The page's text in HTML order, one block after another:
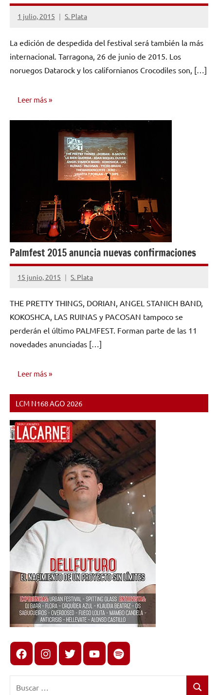
1 julio, 2015 S. Plata
No
comentarios
La edición de despedida del festival será también la más
internacional. Tarragona, 26 de junio de 2015. Los
noruegos Datarock y los californianos Crocodiles son, […]
Leer más
Palmfest 2015 anuncia nuevas confirmaciones
15 junio, 2015 S. Plata
No
comentarios
THE PRETTY THINGS, DORIAN, ANGEL STANICH BAND,
KOKOSHCA, LAS RUINAS y PACOSAN tampoco se
perderán el último PALMFEST. Forman parte de las 11
novedades anunciadas […]
Leer más
NOTICIAS
LCM N168 AGO 2026
FacebookInstagram
X youtubespotify
Buscar